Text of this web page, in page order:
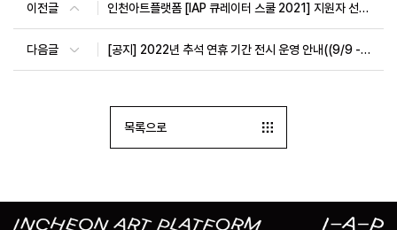
이전글 인천아트플랫폼 [IAP 큐레이터 스쿨 2021] 지원자 선정 공고
다음글 [공지] 2022년 추석 연휴 기간 전시 운영 안내((9/9 - 9/12, 정상 운영)
목록으로